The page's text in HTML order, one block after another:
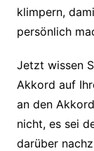
klimpern,
persönlich
Jetzt wissen
Akkord auf
an den
nicht, es sei
darüber